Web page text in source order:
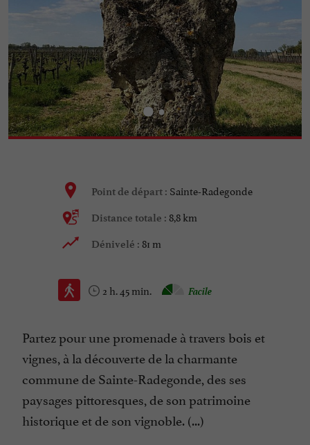
Point de départ : Sainte-Radegonde
Distance totale : 8,8 km
Dénivelé : 81 m
2 h. 45 min. Facile
Partez pour une promenade à travers bois et
vignes, à la découverte de la charmante
commune de Sainte-Radegonde, des ses
paysages pittoresques, de son patrimoine
historique et de son vignoble. (...)